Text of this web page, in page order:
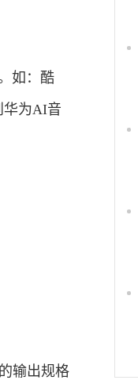
如：酷
华为AI音
输出规格